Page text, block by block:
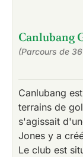
Canlubang
(Parcours de
Canlubang
terrains de
s'agissait
Jones y a
Le club est